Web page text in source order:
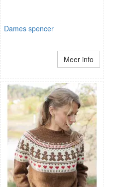
Dames spencer
Meer info